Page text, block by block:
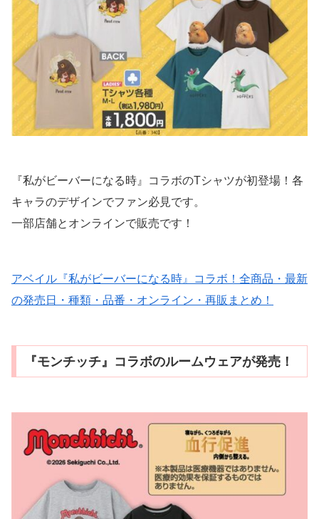
『私がビーバーになる時』コラボのTシャツが初登場！各
キャラのデザインでファン必見です。
一部店舗とオンラインで販売です！
アベイル『私がビーバーになる時』コラボ！全商品・最新
の発売日・種類・品番・オンライン・再販まとめ！
『モンチッチ』コラボのルームウェアが発売！